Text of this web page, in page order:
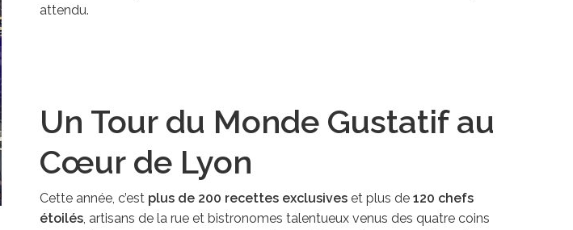
attendu.
Un Tour du Monde Gustatif au
Cœur de Lyon
Cette année, c’estplus de 200 recettes exclusiveset plus de 120 chefs
étoilés, artisans de la rue et bistronomes talentueux venus des quatre coins